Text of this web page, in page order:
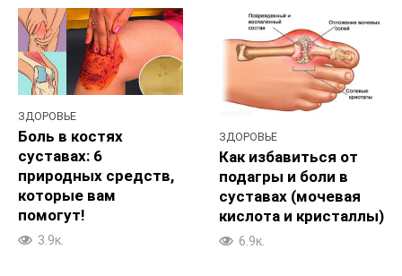
ЗДОРОВЬЕ
Боль в костях
суставах: 6
природных средств,
которые вам
помогут!
3.9к.
ЗДОРОВЬЕ
Как избавиться от
подагры и боли в
суставах (мочевая
кислота и кристаллы)
6.9к.